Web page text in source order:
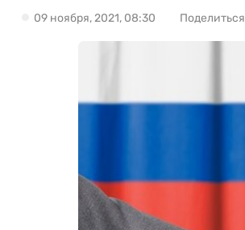
09 ноября, 2021, 08:30 Поделиться